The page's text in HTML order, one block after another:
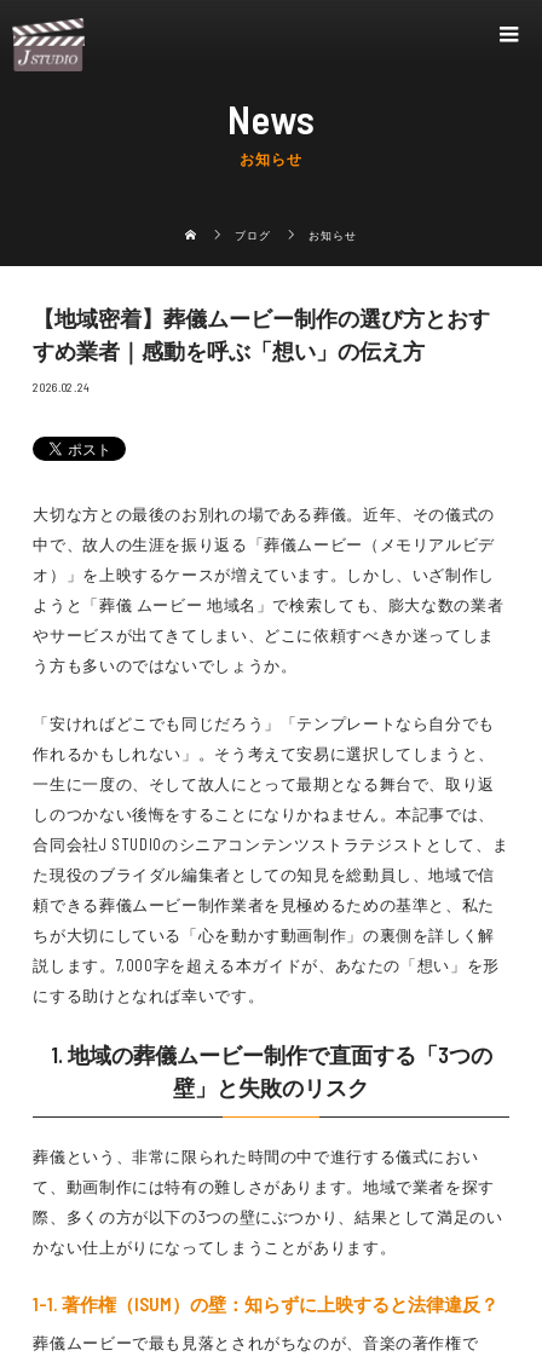
News
お知らせ
ブログ お知らせ
【地域密着】葬儀ムービー制作の選び方とおす
すめ業者｜感動を呼ぶ「想い」の伝え方
2026.02.24
大切な方との最後のお別れの場である葬儀。近年、その儀式の
中で、故人の生涯を振り返る「葬儀ムービー（メモリアルビデ
オ）」を上映するケースが増えています。しかし、いざ制作し
ようと「葬儀 ムービー 地域名」で検索しても、膨大な数の業者
やサービスが出てきてしまい、どこに依頼すべきか迷ってしま
う方も多いのではないでしょうか。
「安ければどこでも同じだろう」「テンプレートなら自分でも
作れるかもしれない」。そう考えて安易に選択してしまうと、
一生に一度の、そして故人にとって最期となる舞台で、取り返
しのつかない後悔をすることになりかねません。本記事では、
合同会社J STUDIOのシニアコンテンツストラテジストとして、ま
た現役のブライダル編集者としての知見を総動員し、地域で信
頼できる葬儀ムービー制作業者を見極めるための基準と、私た
ちが大切にしている「心を動かす動画制作」の裏側を詳しく解
説します。7,000字を超える本ガイドが、あなたの「想い」を形
にする助けとなれば幸いです。
1. 地域の葬儀ムービー制作で直面する「3つの
壁」と失敗のリスク
葬儀という、非常に限られた時間の中で進行する儀式におい
て、動画制作には特有の難しさがあります。地域で業者を探す
際、多くの方が以下の3つの壁にぶつかり、結果として満足のい
かない仕上がりになってしまうことがあります。
1-1. 著作権（ISUM）の壁：知らずに上映すると法律違反？
葬儀ムービーで最も見落とされがちなのが、音楽の著作権で